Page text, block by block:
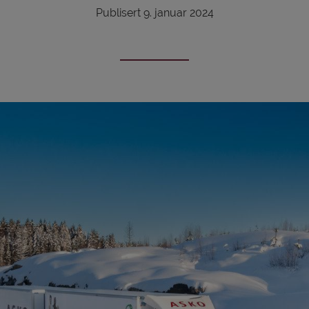
Publisert 9. januar 2024